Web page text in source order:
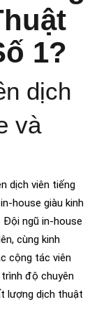
1?
dịch
và
dịch viên tiếng
house giàu kinh
Đội ngũ in-house
cùng kinh
cộng tác viên
độ chuyên
lượng dịch thuật